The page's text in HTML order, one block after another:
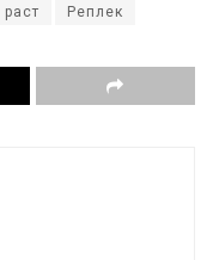
раст Реплек